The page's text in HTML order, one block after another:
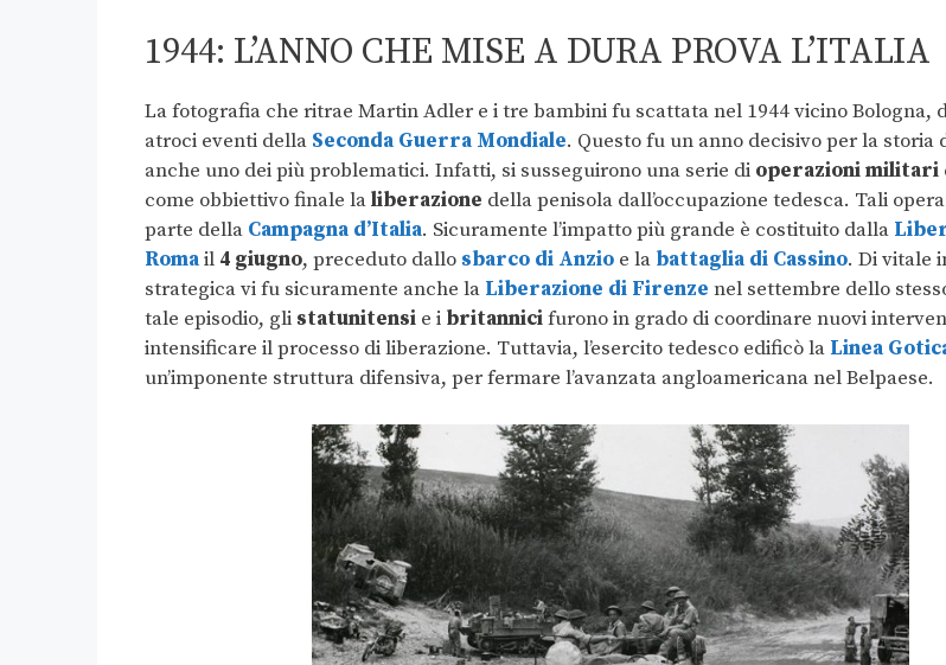
1944: L’ANNO CHE MISE A DURA PROVA L’ITALIA
La fotografia che ritrae Martin Adler e i tre bambini fu scattata nel 1944 vicino Bologna,
atroci eventi della Seconda Guerra Mondiale. Questo fu un anno decisivo per la storia
anche uno dei più problematici. Infatti, si susseguirono una serie di operazioni militari
come obbiettivo finale laliberazione della penisola dall’occupazione tedesca. Tali
parte della Campagna d’Italia. Sicuramente l’impatto più grande è costituito dalla
Romail 4 giugno, preceduto dallo sbarco di Anzio e la battaglia di Cassino. Di vitale
strategica vi fu sicuramente anche la Liberazione di Firenze nel settembre dello
tale episodio, gli statunitensi e i britannicifurono in grado di coordinare nuovi
intensificare il processo di liberazione. Tuttavia, l’esercito tedesco edificò la Linea
un’imponente struttura difensiva, per fermare l’avanzata angloamericana nel Belpaese.